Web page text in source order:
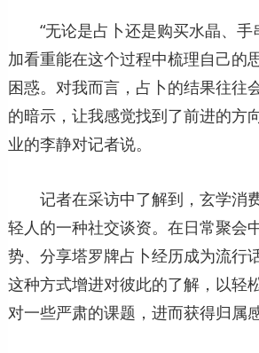
“无论是占卜还是购买水晶、
加看重能在这个过程中梳理自己的
困惑。对我而言，占卜的结果往往
的暗示，让我感觉找到了前进的方
业的李静对记者说。
记者在采访中了解到，玄学消
轻人的一种社交谈资。在日常聚会
势、分享塔罗牌占卜经历成为流行
这种方式增进对彼此的了解，以轻
对一些严肃的课题，进而获得归属感